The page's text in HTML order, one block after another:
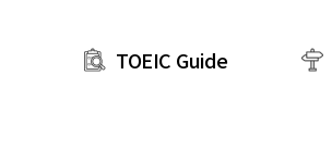
TOEIC Guide